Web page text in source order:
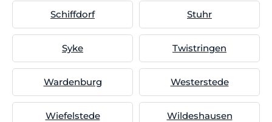
Schiffdorf Stuhr
Syke Twistringen
Wardenburg Westerstede
Wiefelstede Wildeshausen